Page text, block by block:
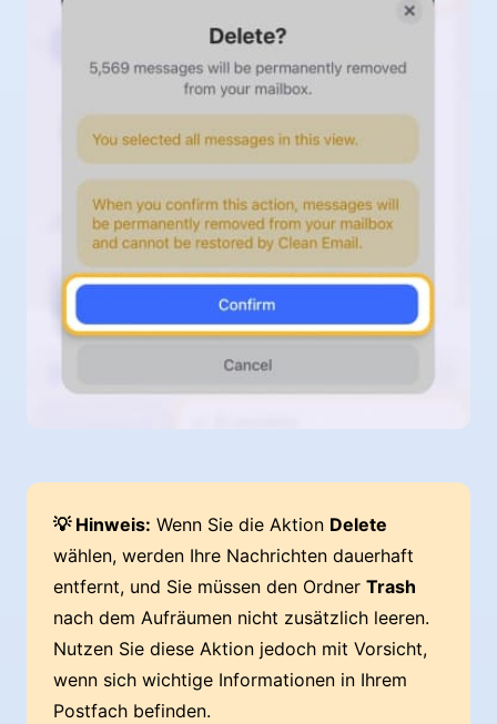
💡 Hinweis: Wenn Sie die Aktion Delete
wählen, werden Ihre Nachrichten dauerhaft
entfernt, und Sie müssen den Ordner Trash
nach dem Aufräumen nicht zusätzlich leeren.
Nutzen Sie diese Aktion jedoch mit Vorsicht,
wenn sich wichtige Informationen in Ihrem
Postfach befinden.